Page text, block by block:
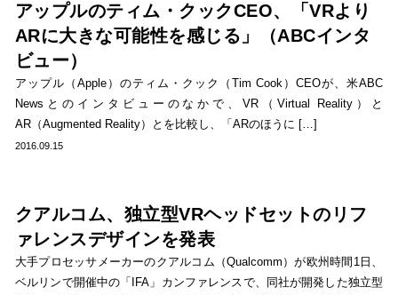
アップルのティム・クックCEO、「VRより
ARに大きな可能性を感じる」（ABCインタ
ビュー）
アップル（Apple）のティム・クック（Tim Cook）CEOが、米ABC
Newsとのインタビューのなかで、VR（Virtual Reality）と
AR（Augmented Reality）とを比較し、「ARのほうに […]
2016.09.15
クアルコム、独立型VRヘッドセットのリフ
ァレンスデザインを発表
大手プロセッサメーカーのクアルコム（Qualcomm）が欧州時間1日、
ベルリンで開催中の「IFA」カンファレンスで、同社が開発した独立型